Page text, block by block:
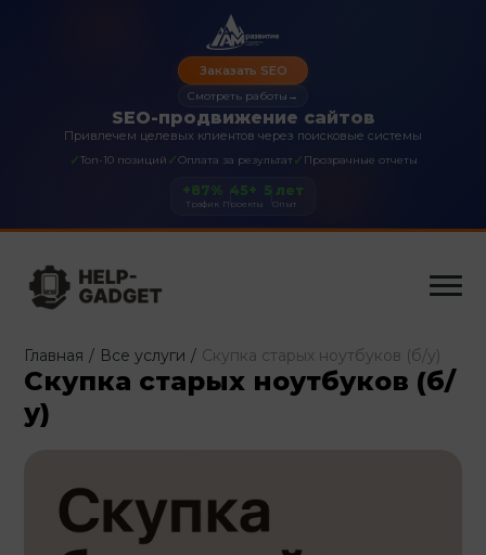
SEO-продвижение сайтов
Привлечем целевых клиентов через поисковые системы
✓Топ-10 позиций ✓Оплата за результат✓ Прозрачные отчеты
Заказать SEO
Смотреть работы →
+87%
Трафик
45+
Проекты
5 лет
Опыт
Главная / Все услуги / Скупка старых ноутбуков (б/у)
Скупка старых ноутбуков (б/
у)